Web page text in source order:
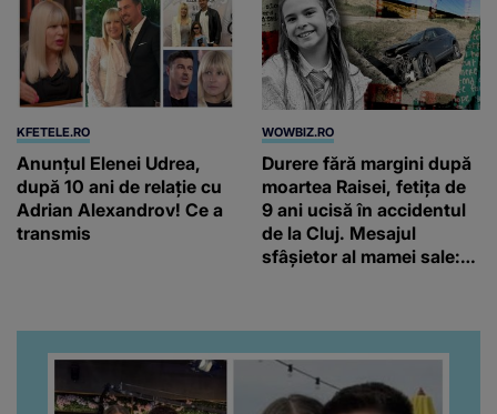
KFETELE.RO
Anunțul Elenei Udrea,
după 10 ani de relație cu
Adrian Alexandrov! Ce a
transmis
WOWBIZ.RO
Durere fără margini după
moartea Raisei, fetița de
9 ani ucisă în accidentul
de la Cluj. Mesajul
sfâșietor al mamei sale: